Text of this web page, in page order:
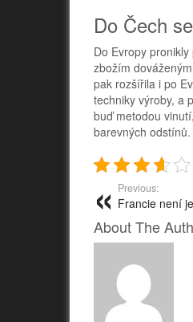
Do Čech
Do Evropy
zbožím
pak rozšířila i po
techniky výroby, a
buď metodou
barevných odstínů.
Previous:
Francie není
About The